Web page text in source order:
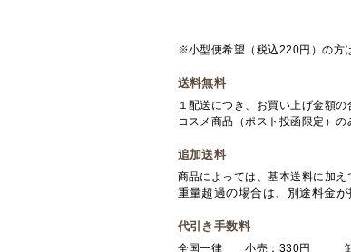
※小型便希望（税込220円）の方
送料無料
１配送につき、お買い上げ金額
コスメ商品（ポスト投函限定）
追加送料
商品によっては、基本送料に加
重量超過の場合は、別途料金
代引き手数料
全国一律 小売：330円 卸